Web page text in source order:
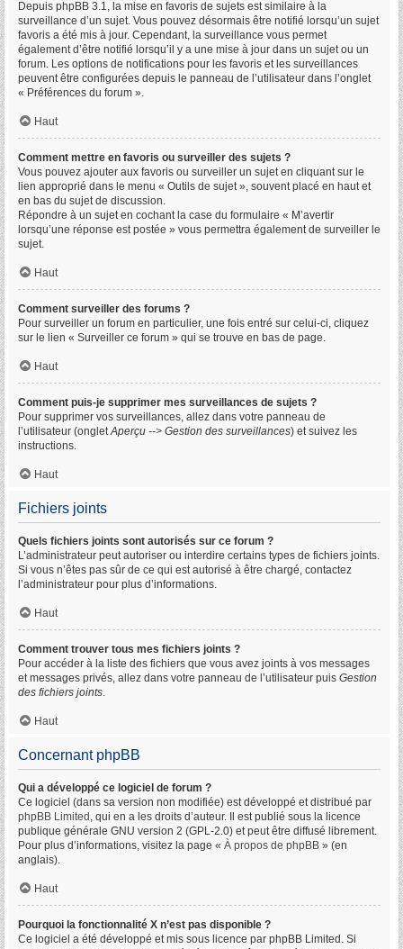
Depuis phpBB 3.1, la mise en favoris de sujets est similaire à la
surveillance d’un sujet. Vous pouvez désormais être notifié lorsqu’un sujet
favoris a été mis à jour. Cependant, la surveillance vous permet
également d’être notifié lorsqu’il y a une mise à jour dans un sujet ou un
forum. Les options de notifications pour les favoris et les surveillances
peuvent être configurées depuis le panneau de l’utilisateur dans l’onglet
« Préférences du forum ».
Haut
Comment mettre en favoris ou surveiller des sujets ?
Vous pouvez ajouter aux favoris ou surveiller un sujet en cliquant sur le
lien approprié dans le menu « Outils de sujet », souvent placé en haut et
en bas du sujet de discussion.
Répondre à un sujet en cochant la case du formulaire « M’avertir
lorsqu’une réponse est postée » vous permettra également de surveiller le
sujet.
Haut
Comment surveiller des forums ?
Pour surveiller un forum en particulier, une fois entré sur celui-ci, cliquez
sur le lien « Surveiller ce forum » qui se trouve en bas de page.
Haut
Comment puis-je supprimer mes surveillances de sujets ?
Pour supprimer vos surveillances, allez dans votre panneau de
l’utilisateur (ongletAperçu --> Gestion des surveillances) et suivez les
instructions.
Haut
Fichiers joints
Quels fichiers joints sont autorisés sur ce forum ?
L’administrateur peut autoriser ou interdire certains types de fichiers joints.
Si vous n’êtes pas sûr de ce qui est autorisé à être chargé, contactez
l’administrateur pour plus d’informations.
Haut
Comment trouver tous mes fichiers joints ?
Pour accéder à la liste des fichiers que vous avez joints à vos messages
et messages privés, allez dans votre panneau de l’utilisateur puis Gestion
des fichiers joints.
Haut
Concernant phpBB
Qui a développé ce logiciel de forum ?
Ce logiciel (dans sa version non modifiée) est développé et distribué par
phpBB Limited , qui en a les droits d’auteur. Il est publié sous la licence
publique générale GNU version 2 (GPL-2.0) et peut être diffusé librement.
Pour plus d’informations, visitez la page « À propos de phpBB » (en
anglais).
Haut
Pourquoi la fonctionnalité X n’est pas disponible ?
Ce logiciel a été développé et mis sous licence par phpBB Limited. Si